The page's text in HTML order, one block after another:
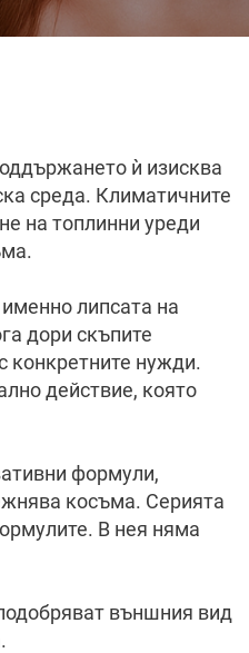
ѝ изисква
среда. Климатичните
на топлинни уреди
липсата на
дори скъпите
конкретните нужди.
действие, която
формули,
косъма. Серията
В нея няма
външния вид